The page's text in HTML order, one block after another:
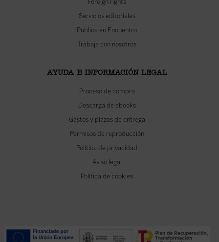
Foreign rights
Servicios editoriales
Publica en Encuentro
Trabaja con nosotros
AYUDA E INFORMACIÓN LEGAL
Proceso de compra
Descarga de ebooks
Gastos y plazos de entrega
Permisos de reproducción
Política de privacidad
Aviso legal
Política de cookies